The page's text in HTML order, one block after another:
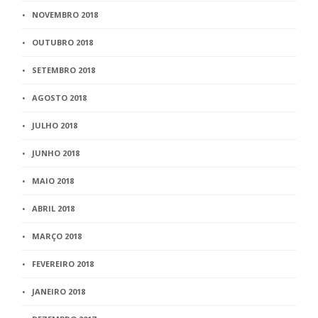
NOVEMBRO 2018
OUTUBRO 2018
SETEMBRO 2018
AGOSTO 2018
JULHO 2018
JUNHO 2018
MAIO 2018
ABRIL 2018
MARÇO 2018
FEVEREIRO 2018
JANEIRO 2018